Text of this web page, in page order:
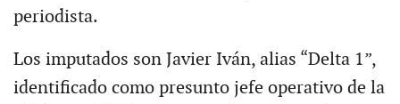
periodista.
Los imputados son Javier Iván, alias “Delta 1”,
identificado como presunto jefe operativo de la